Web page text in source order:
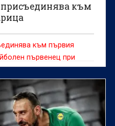
присъединява към
към първия
първенец при
от клуба.